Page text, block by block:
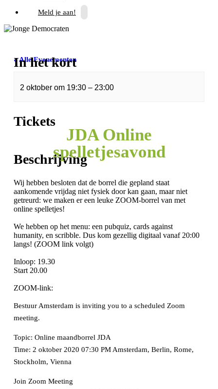
Meld je aan!
« Alle Evenementen
Dit evenement is voorbij.
JDA Online
spelletjesavond
In het kort
2 oktober om 19:30 – 23:00
Tickets
Beschrijving
Wij hebben besloten dat de borrel die gepland staat
aankomende vrijdag niet fysiek door kan gaan, maar niet
getreurd: we maken er een leuke ZOOM-borrel van met
online spelletjes!
We hebben op het menu: een pubquiz, cards against
humanity, en scribble. Dus kom gezellig digitaal vanaf 20:00
langs! (ZOOM link volgt)
Inloop: 19.30
Start 20.00
ZOOM-link:
Bestuur Amsterdam is inviting you to a scheduled Zoom
meeting.
Topic: Online maandborrel JDA
Time: 2 oktober 2020 07:30 PM Amsterdam, Berlin, Rome,
Stockholm, Vienna
Join Zoom Meeting